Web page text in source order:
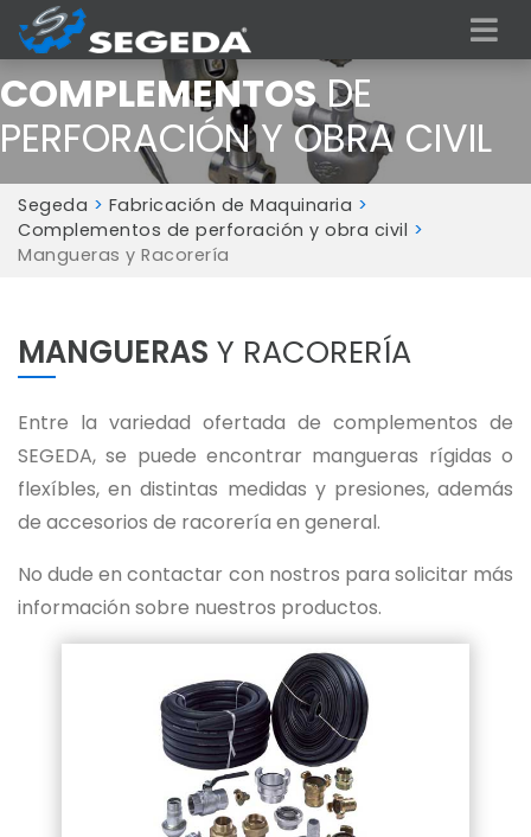
COMPLEMENTOSDE
PERFORACIÓN Y OBRA CIVIL
Segeda > Fabricación de Maquinaria >
Complementos de perforación y obra civil >
Mangueras y Racorería
MANGUERAS Y RACORERÍA
Entre la variedad ofertada de complementos de
SEGEDA, se puede encontrar mangueras rígidas o
flexíbles, en distintas medidas y presiones, además
de accesorios de racorería en general.
No dude en contactar con nostros para solicitar más
información sobre nuestros productos.